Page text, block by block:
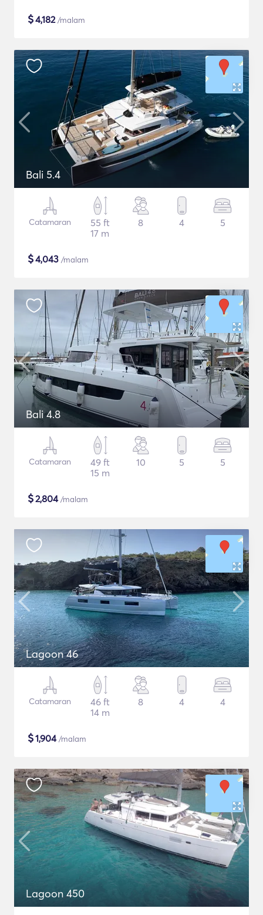
$4,182/malam
Bali 5.4
Catamaran
55 ft
17 m
8 4 5
$4,043 /malam
Bali 4.8
Catamaran
49 ft
15 m
10 5 5
$2,804/malam
Lagoon 46
Catamaran
46 ft
14 m
8 4 4
$1,904/malam
Lagoon 450